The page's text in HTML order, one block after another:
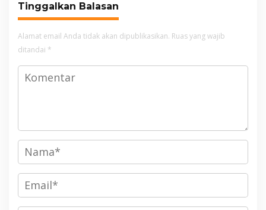
Tinggalkan Balasan
Alamat email Anda tidak akan dipublikasikan. Ruas yang wajib
ditandai *